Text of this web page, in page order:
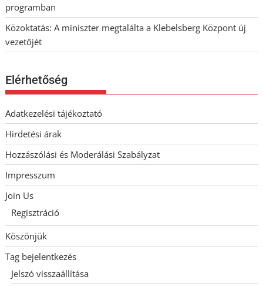
programban
Közoktatás: A miniszter megtalálta a Klebelsberg Központ új
vezetőjét
Elérhetőség
Adatkezelési tájékoztató
Hirdetési árak
Hozzászólási és Moderálási Szabályzat
Impresszum
Join Us
Regisztráció
Köszönjük
Tag bejelentkezés
Jelszó visszaállítása